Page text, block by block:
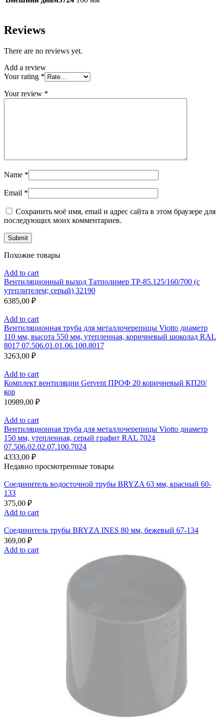
Reviews
There are no reviews yet.
Add a review
Your rating *
Your review *
Name *
Email *
Сохранить моё имя, email и адрес сайта в этом браузере для
последующих моих комментариев.
Похожие товары
Add to cart
Вентиляционный выход Татполимер ТР-85.125/160/700 (с
утеплителем; серый) 32190
6385,00 ₽
Add to cart
Вентиляционная труба для металлочерепицы Viotto диаметр
110 мм, высота 550 мм, утепленная, коричневый шоколад RAL
8017 07.506.01.01.06.100.8017
3263,00 ₽
Add to cart
Комплект вентиляции Gervent ПРОФ 20 коричневый КП20/
кор
10989,00 ₽
Add to cart
Вентиляционная труба для металлочерепицы Viotto диаметр
150 мм, утепленная, серый графит RAL 7024
07.506.02.02.07.100.7024
4333,00 ₽
Недавно просмотренные товары
Соединитель водосточной трубы BRYZA 63 мм, краcный 60-
133
375,00 ₽
Add to cart
Соединитель трубы BRYZA INES 80 мм, бежевый 67-134
369,00 ₽
Add to cart